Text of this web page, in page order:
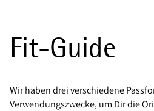
Fit-Guide
Wir haben drei verschiedene
Verwendungszwecke, um Dir die